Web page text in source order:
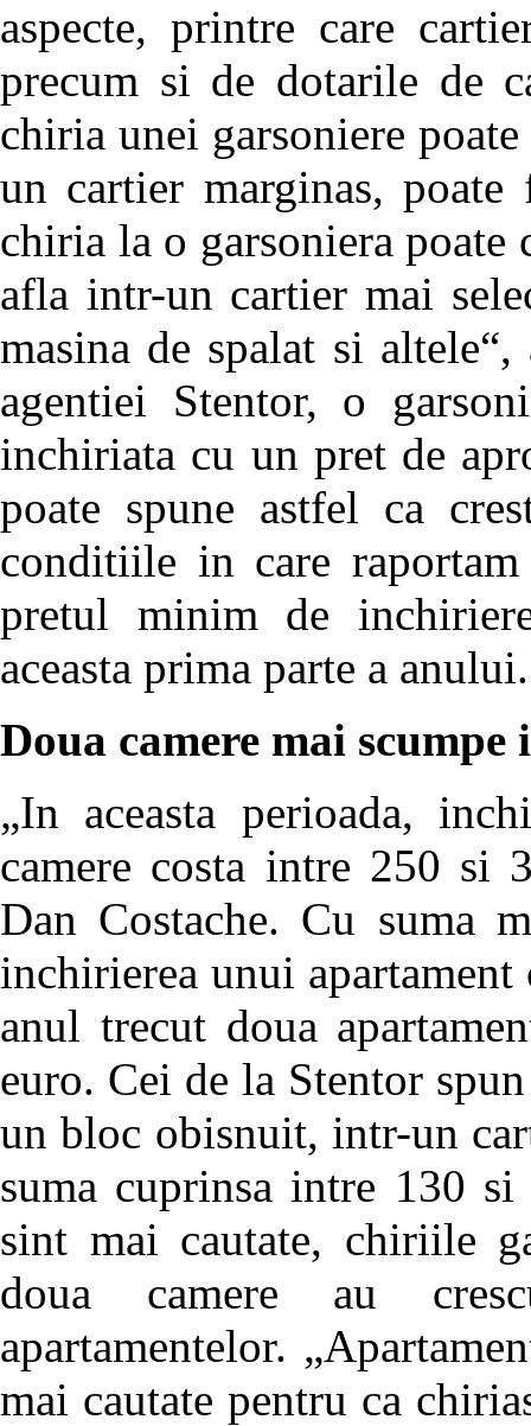
aspecte, printre care
precum si de dotarile de
chiria unei garsoniere
un cartier marginas,
chiria la o garsoniera poate
afla intr-un cartier mai
masina de spalat si
agentiei Stentor, o
inchiriata cu un pret de
poate spune astfel ca
conditiile in care
pretul minim de
aceasta prima parte a anului.
Doua camere mai scumpe
„In aceasta perioada,
camere costa intre 250 si
Dan Costache. Cu suma
inchirierea unui apartament
anul trecut doua
euro. Cei de la Stentor
un bloc obisnuit, intr-un
suma cuprinsa intre 130
sint mai cautate, chiriile
doua camere au
apartamentelor.
mai cautate pentru ca